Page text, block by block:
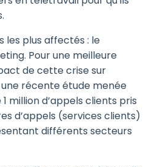
les plus affectés : le
Pour une meilleure
de cette crise sur
une récente étude menée
million d’appels clients pris
d’appels (services clients)
différents secteurs